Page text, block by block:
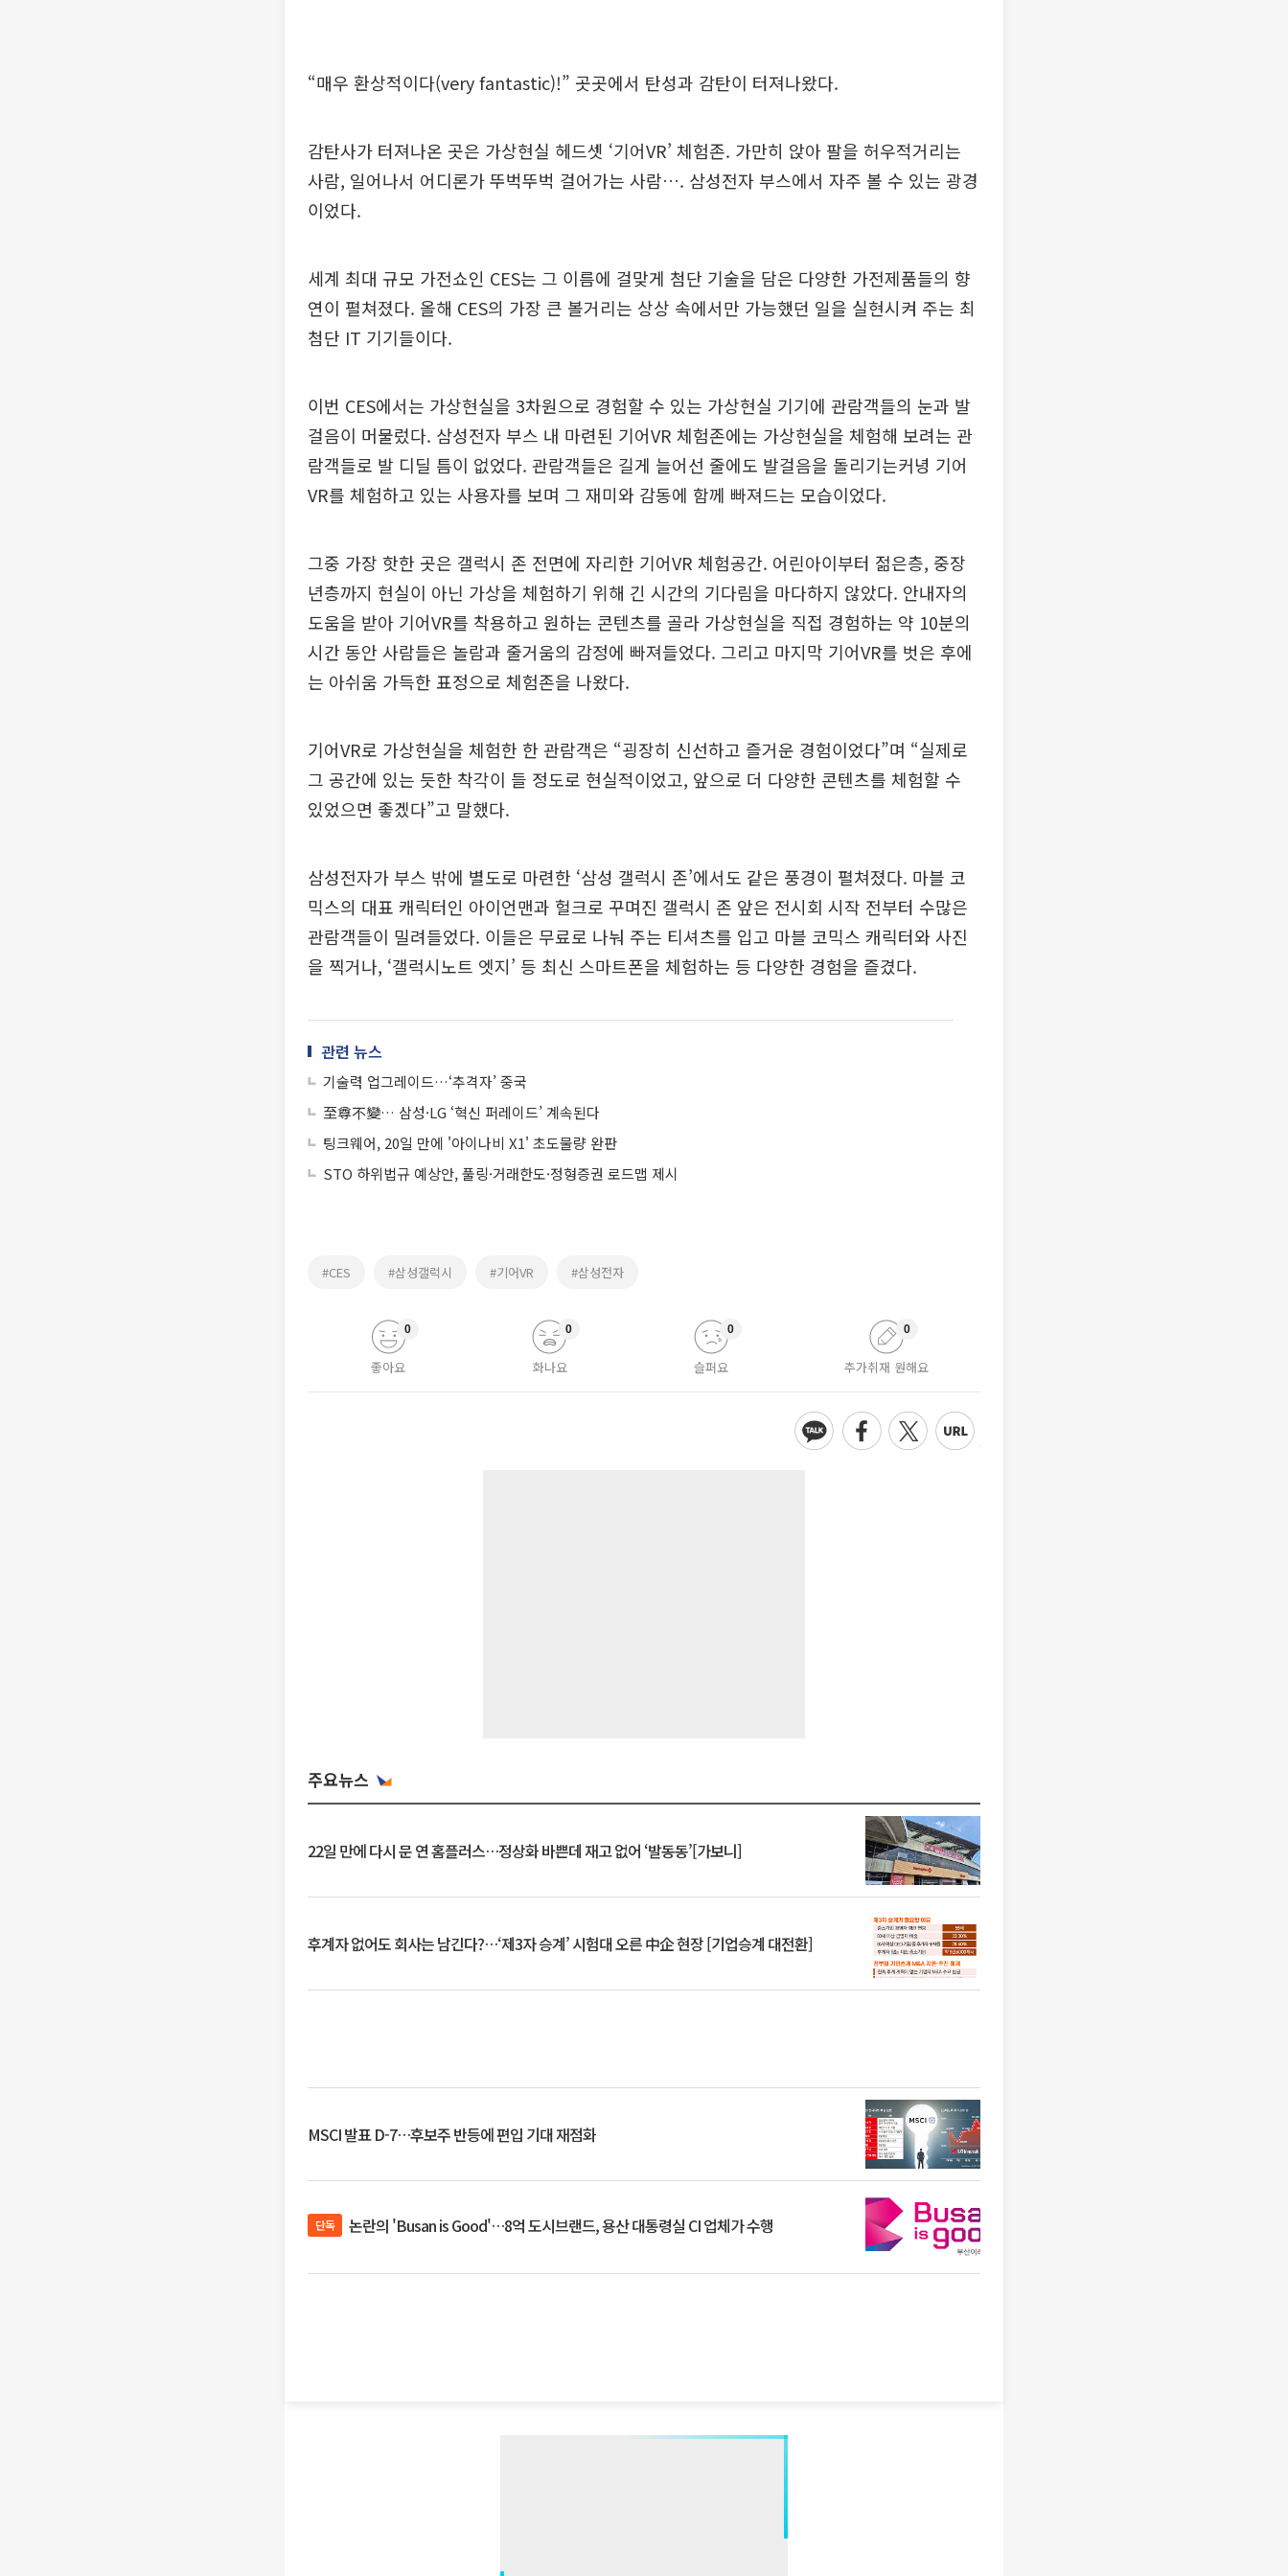
“매우 환상적이다(very fantastic)!” 곳곳에서 탄성과 감탄이 터져나왔다.
감탄사가 터져나온 곳은 가상현실 헤드셋 ‘기어VR’ 체험존. 가만히 앉아 팔을 허우적거리는
사람, 일어나서 어디론가 뚜벅뚜벅 걸어가는 사람…. 삼성전자 부스에서 자주 볼 수 있는 광경
이었다.
세계 최대 규모 가전쇼인 CES는 그 이름에 걸맞게 첨단 기술을 담은 다양한 가전제품들의 향
연이 펼쳐졌다. 올해 CES의 가장 큰 볼거리는 상상 속에서만 가능했던 일을 실현시켜 주는 최
첨단 IT 기기들이다.
이번 CES에서는 가상현실을 3차원으로 경험할 수 있는 가상현실 기기에 관람객들의 눈과 발
걸음이 머물렀다. 삼성전자 부스 내 마련된 기어VR 체험존에는 가상현실을 체험해 보려는 관
람객들로 발 디딜 틈이 없었다. 관람객들은 길게 늘어선 줄에도 발걸음을 돌리기는커녕 기어
VR를 체험하고 있는 사용자를 보며 그 재미와 감동에 함께 빠져드는 모습이었다.
그중 가장 핫한 곳은 갤럭시 존 전면에 자리한 기어VR 체험공간. 어린아이부터 젊은층, 중장
년층까지 현실이 아닌 가상을 체험하기 위해 긴 시간의 기다림을 마다하지 않았다. 안내자의
도움을 받아 기어VR를 착용하고 원하는 콘텐츠를 골라 가상현실을 직접 경험하는 약 10분의
시간 동안 사람들은 놀람과 줄거움의 감정에 빠져들었다. 그리고 마지막 기어VR를 벗은 후에
는 아쉬움 가득한 표정으로 체험존을 나왔다.
기어VR로 가상현실을 체험한 한 관람객은 “굉장히 신선하고 즐거운 경험이었다”며 “실제로
그 공간에 있는 듯한 착각이 들 정도로 현실적이었고, 앞으로 더 다양한 콘텐츠를 체험할 수
있었으면 좋겠다”고 말했다.
삼성전자가 부스 밖에 별도로 마련한 ‘삼성 갤럭시 존’에서도 같은 풍경이 펼쳐졌다. 마블 코
믹스의 대표 캐릭터인 아이언맨과 헐크로 꾸며진 갤럭시 존 앞은 전시회 시작 전부터 수많은
관람객들이 밀려들었다. 이들은 무료로 나눠 주는 티셔츠를 입고 마블 코믹스 캐릭터와 사진
을 찍거나, ‘갤럭시노트 엣지’ 등 최신 스마트폰을 체험하는 등 다양한 경험을 즐겼다.
관련 뉴스
기술력 업그레이드…‘추격자’ 중국
至尊不變… 삼성·LG ‘혁신 퍼레이드’ 계속된다
팅크웨어, 20일 만에 '아이나비 X1' 초도물량 완판
STO 하위법규 예상안, 풀링·거래한도·정형증권 로드맵 제시
#CES #삼성갤럭시 #기어VR #삼성전자
좋아요
0
화나요
0
슬퍼요
0
추가취재 원해요
0
주요뉴스
22일 만에 다시 문 연 홈플러스…정상화 바쁜데 재고 없어 ‘발동동’[가보니]
후계자 없어도 회사는 남긴다?…‘제3자 승계’ 시험대 오른 中企 현장 [기업승계 대전환]
MSCI 발표 D-7…후보주 반등에 편입 기대 재점화
단독 논란의 'Busan is Good'…8억 도시브랜드, 용산 대통령실 CI 업체가 수행